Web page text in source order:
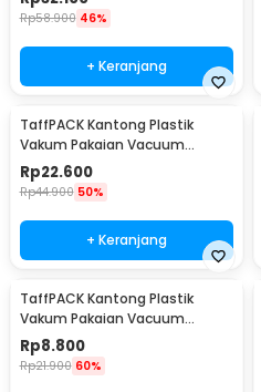
Rp58.900 46%
+ Keranjang
TaffPACK Kantong Plastik
Vakum Pakaian Vacuum
Compression Bag 1 PCS L -
SN024
Rp22.600
Rp44.900 50%
+ Keranjang
TaffPACK Kantong Plastik
Vakum Pakaian Vacuum
Compression Bag 1 PCS
60x80cm - YK-1000
Rp8.800
Rp21.900 60%